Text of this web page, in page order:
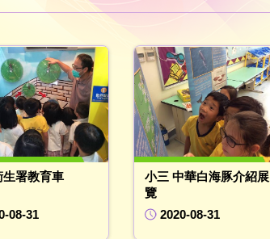
生署教育車
08-31
小三 中華白海豚介紹展
覽
2020-08-31